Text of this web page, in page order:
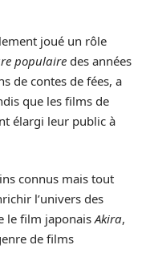
joué un rôle
populaire des années
de contes de fées, a
que les films de
élargi leur public à
connus mais tout
l’univers des
le film japonaisAkira,
de films